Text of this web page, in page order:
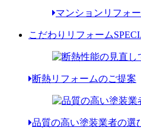
マンションリフォ
こだわりリフォーム
断熱リフォームのご提案
品質の高い塗装業者の選